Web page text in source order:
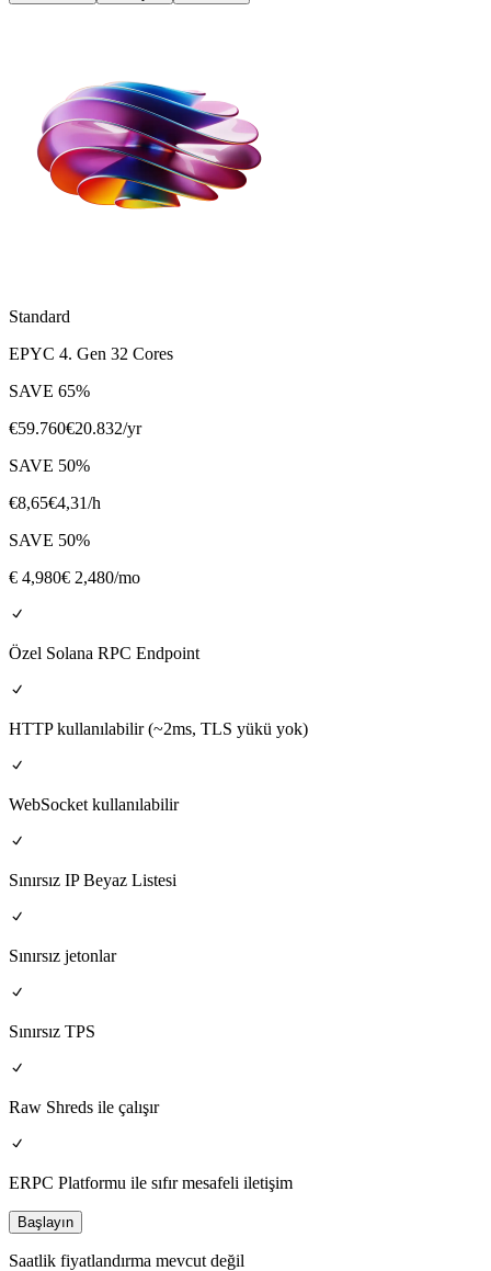
Standard
EPYC 4. Gen 32 Cores
SAVE 65%
€59.760€20.832/yr
SAVE 50%
€8,65€4,31/h
SAVE 50%
€ 4,980€ 2,480/mo
Özel Solana RPC Endpoint
HTTP kullanılabilir (~2ms, TLS yükü yok)
WebSocket kullanılabilir
Sınırsız IP Beyaz Listesi
Sınırsız jetonlar
Sınırsız TPS
Raw Shreds ile çalışır
ERPC Platformu ile sıfır mesafeli iletişim
Başlayın
Saatlik fiyatlandırma mevcut değil